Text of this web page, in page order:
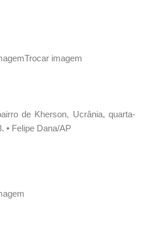
Trocar imagem
de Kherson, Ucrânia, quarta-
• Felipe Dana/AP